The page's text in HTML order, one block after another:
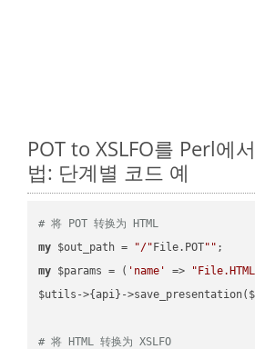
POT to XSLFO를 Perl에
법: 단계별 코드 예
# 将 POT 转换为 HTML
my $out_path = "/" File.POT""
my $params = ( 'name' =>
$utils->{api}-
# 将 HTML 转换为 XSLFO